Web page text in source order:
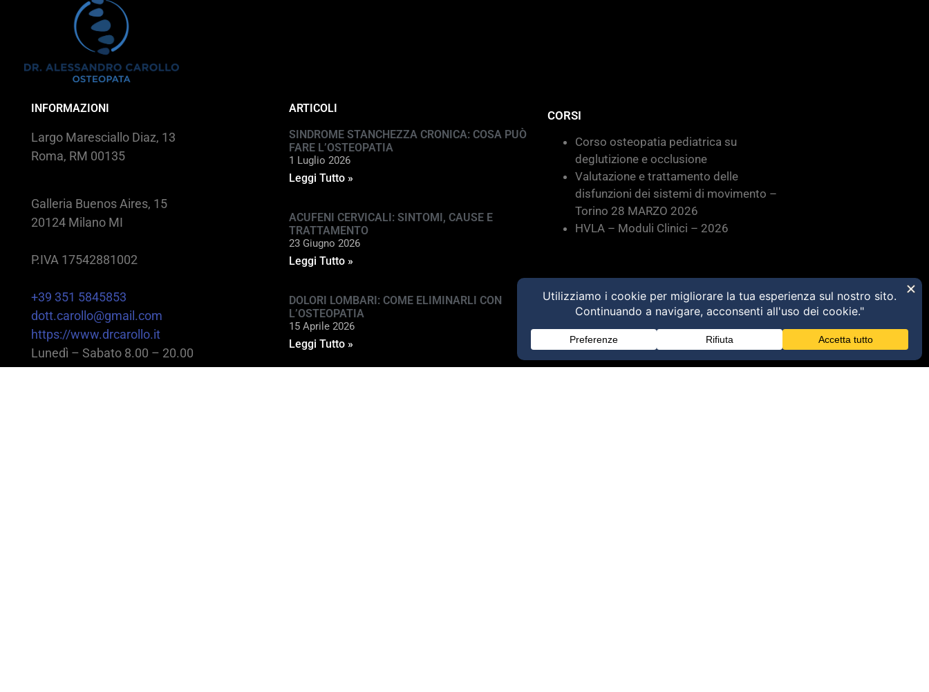
INFORMAZIONI
Largo Maresciallo Diaz, 13
Roma, RM 00135
Galleria Buenos Aires, 15
20124 Milano MI
P.IVA 17542881002
+39 351 5845853
dott.carollo@gmail.com
https://www.drcarollo.it
Lunedì – Sabato 8.00 – 20.00
ARTICOLI
SINDROME STANCHEZZA CRONICA: COSA PUÒ
FARE L’OSTEOPATIA
1 Luglio 2026
Leggi Tutto »
ACUFENI CERVICALI: SINTOMI, CAUSE E
TRATTAMENTO
23 Giugno 2026
Leggi Tutto »
DOLORI LOMBARI: COME ELIMINARLI CON
L’OSTEOPATIA
15 Aprile 2026
Leggi Tutto »
CORSI
Corso osteopatia pediatrica su
deglutizione e occlusione
Valutazione e trattamento delle
disfunzioni dei sistemi di movimento –
Torino 28 MARZO 2026
HVLA – Moduli Clinici – 2026